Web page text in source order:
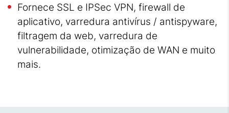
Fornece SSL e IPSec VPN, firewall de
aplicativo, varredura antivírus / antispyware,
filtragem da web, varredura de
vulnerabilidade, otimização de WAN e muito
mais.